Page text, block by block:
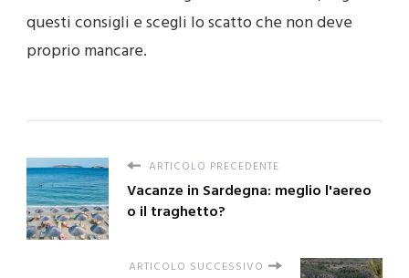
questi consigli e scegli lo scatto che non deve
proprio mancare.
ARTICOLO PRECEDENTE
Vacanze in Sardegna: meglio l'aereo
o il traghetto?
ARTICOLO SUCCESSIVO